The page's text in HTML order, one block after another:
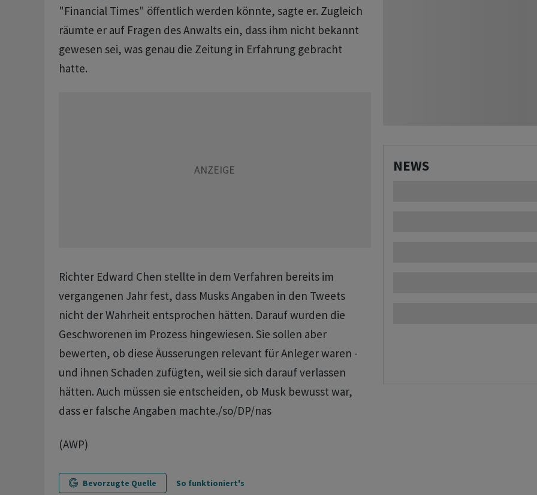
"Financial Times" öffentlich werden könnte, sagte er. Zugleich
räumte er auf Fragen des Anwalts ein, dass ihm nicht bekannt
gewesen sei, was genau die Zeitung in Erfahrung gebracht
hatte.
Richter Edward Chen stellte in dem Verfahren bereits im
vergangenen Jahr fest, dass Musks Angaben in den Tweets
nicht der Wahrheit entsprochen hätten. Darauf wurden die
Geschworenen im Prozess hingewiesen. Sie sollen aber
bewerten, ob diese Äusserungen relevant für Anleger waren -
und ihnen Schaden zufügten, weil sie sich darauf verlassen
hätten. Auch müssen sie entscheiden, ob Musk bewusst war,
dass er falsche Angaben machte./so/DP/nas
(AWP)
Bevorzugte Quelle So funktioniert's
NEWS